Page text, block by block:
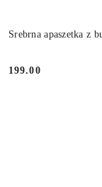
Srebrna apaszetka z
Cena:
199.00